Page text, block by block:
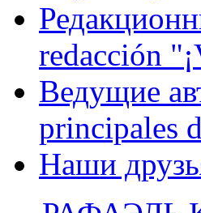
redacción
Ведущие
principales
Наши